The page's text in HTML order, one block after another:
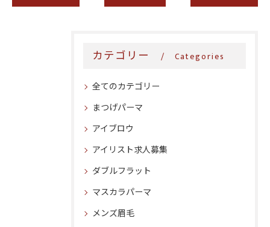
カテゴリー Categories
全てのカテゴリー
まつげパーマ
アイブロウ
アイリスト求人募集
ダブルフラット
マスカラパーマ
メンズ眉毛